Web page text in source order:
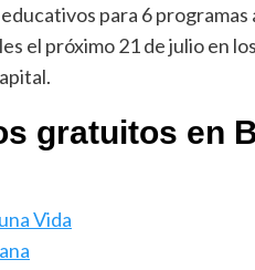
para 6 programas
el próximo 21 de julio en
gratuitos en
Vida